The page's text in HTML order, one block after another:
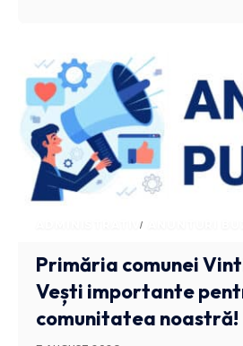
ADMINISTRATIV ANUNTURI
Primăria comunei
Vești importante
comunitatea noastră!